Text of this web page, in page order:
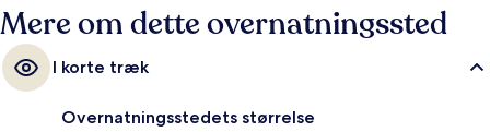
Mere om dette overnatningssted
I korte træk
Overnatningsstedets størrelse